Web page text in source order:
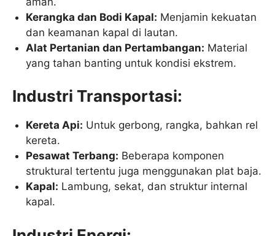
Kerangka dan Bodi Kapal: Menjamin kekuatan
dan keamanan kapal di lautan.
Alat Pertanian dan Pertambangan: Material
yang tahan banting untuk kondisi ekstrem.
Industri Transportasi:
Kereta Api: Untuk gerbong, rangka, bahkan rel
kereta.
Pesawat Terbang: Beberapa komponen
struktural tertentu juga menggunakan plat baja.
Kapal: Lambung, sekat, dan struktur internal
kapal.